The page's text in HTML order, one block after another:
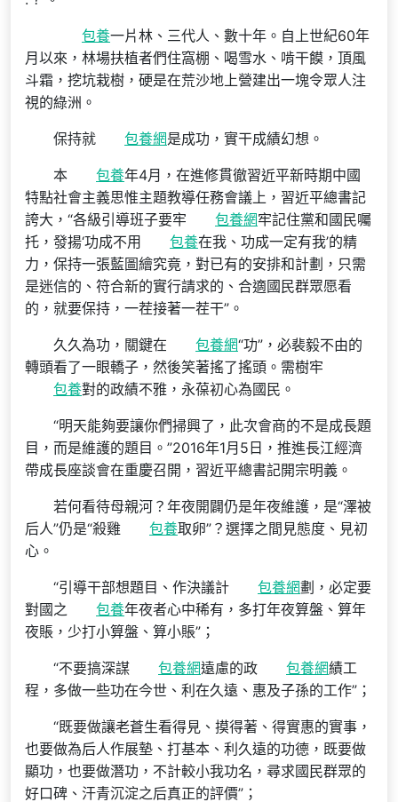
包養一片林、三代人、數十年。自上世紀60年
月以來，林場扶植者們住窩棚、喝雪水、啃干饃，頂風
斗霜，挖坑栽樹，硬是在荒沙地上營建出一塊令眾人注
視的綠洲。
保持就 包養網是成功，實干成績幻想。
本 包養年4月，在進修貫徹習近平新時期中國
特點社會主義思惟主題教導任務會議上，習近平總書記
誇大，“各級引導班子要牢
包養網牢記住黨和國民囑
托，發揚‘功成不用
包養在我、功成一定有我’的精
力，保持一張藍圖繪究竟，對已有的安排和計劃，只需
是迷信的、符合新的實行請求的、合適國民群眾愿看
的，就要保持，一茬接著一茬干”。
久久為功，關鍵在 包養網“功”，必裴毅不由的
轉頭看了一眼轎子，然後笑著搖了搖頭。需樹牢
包養對的政績不雅，永葆初心為國民。
“明天能夠要讓你們掃興了，此次會商的不是成長題
目，而是維護的題目。”2016年1月5日，推進長江經濟
帶成長座談會在重慶召開，習近平總書記開宗明義。
若何看待母親河？年夜開闢仍是年夜維護，是“澤被
后人”仍是“殺雞
包養取卵”？選擇之間見態度、見初
心。
“引導干部想題目、作決議計 包養網劃，必定要
對國之
包養年夜者心中稀有，多打年夜算盤、算年
夜賬，少打小算盤、算小賬”；
“不要搞深謀 包養網遠慮的政 包養網績工
程，多做一些功在今世、利在久遠、惠及子孫的工作”；
“既要做讓老蒼生看得見、摸得著、得實惠的實事，
也要做為后人作展墊、打基本、利久遠的功德，既要做
顯功，也要做潛功，不計較小我功名，尋求國民群眾的
好口碑、汗青沉淀之后真正的評價”；